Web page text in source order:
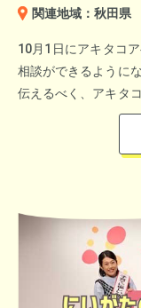
移住によってQOLを
への寄与が評価されま
３日間にわたってス
笛吹市が誇る名湯「
心も身体も癒してく
関連地域：秋田県
10月1日にアキタコ
相談ができるように
伝えるべく、アキタ
された秋田県大館市
田県出身のニッポ
「秋野紗良のミュー
「サキホコレ」をス
を務める秋田県大
PVの撮影裏話まで
トフルな1時間をお